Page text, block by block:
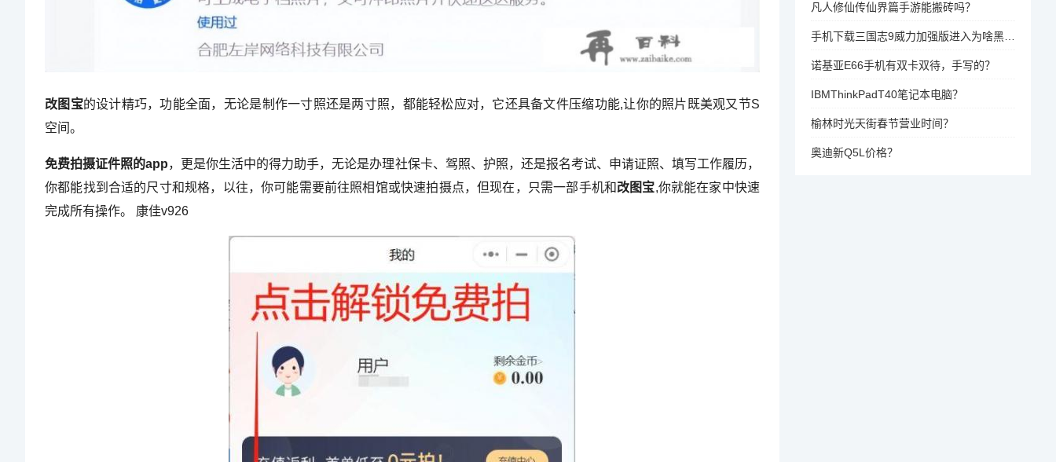
改图宝的设计精巧，功能全面，无论是制作一寸照还是两寸照，都能轻松应对，它还具备文件压缩功能,让你的照片既美观又节S
空间。
免费拍摄证件照的app，更是你生活中的得力助手，无论是办理社保卡、驾照、护照，还是报名考试、申请证照、填写工作履历，
你都能找到合适的尺寸和规格，以往，你可能需要前往照相馆或快速拍摄点，但现在，只需一部手机和改图宝,你就能在家中快速
完成所有操作。 康佳v926
凡人修仙传仙界篇手游能搬砖吗？
手机下载三国志9威力加强版进入为啥黑屏看不到界面城池？
诺基亚E66手机有双卡双待，手写的？
IBMThinkPadT40笔记本电脑？
榆林时光天街春节营业时间？
奥迪新Q5L价格？